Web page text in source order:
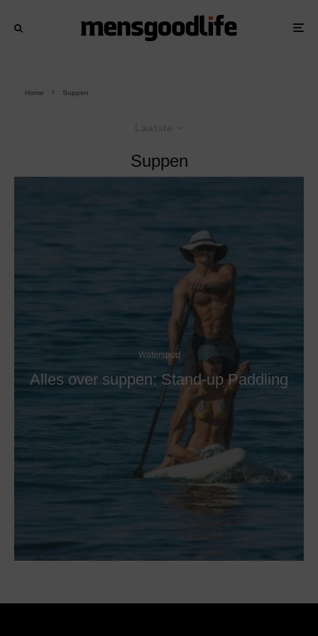
Home Suppen
Laatste
Suppen
Watersport
Alles over suppen: Stand-up Paddling